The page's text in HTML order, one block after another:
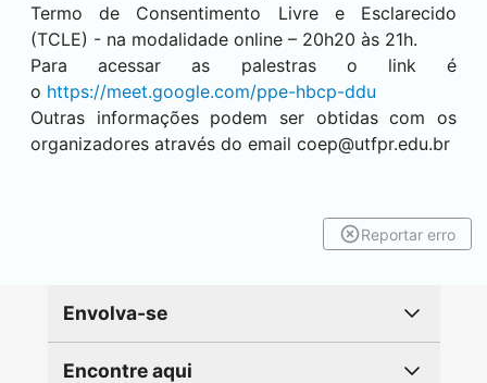
Termo de Consentimento Livre e Esclarecido
(TCLE) - na modalidade online – 20h20 às 21h.
Para acessar as palestras o link é
o https://meet.google.com/ppe-hbcp-ddu
Outras informações podem ser obtidas com os
organizadores através do email coep@utfpr.edu.br
Reportar erro
Envolva-se
Encontre aqui